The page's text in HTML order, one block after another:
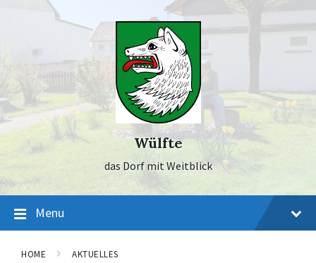
Wülfte
das Dorf mit Weitblick
Menu
HOME AKTUELLES